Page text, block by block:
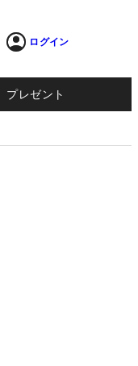
ログイン
プレゼント